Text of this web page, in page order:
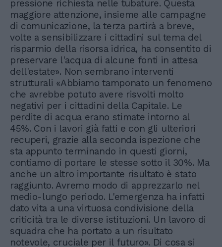
pressione richiesta nelle tubature. Questa
maggiore attenzione, insieme alle campagne
di comunicazione, la terza partirà a breve,
volte a sensibilizzare i cittadini sul tema del
risparmio della risorsa idrica, ha consentito di
preservare l'acqua di alcune fonti in attesa
dell'estate». Non sembrano interventi
strutturali «Abbiamo tamponato un fenomeno
che avrebbe potuto avere risvolti molto
negativi per i cittadini della Capitale. Le
perdite di acqua erano stimate intorno al
45%. Con i lavori già fatti e con gli ulteriori
recuperi, grazie alla seconda ispezione che
sta appunto terminando in questi giorni,
contiamo di portare le stesse sotto il 30%. Ma
anche un altro importante risultato è stato
raggiunto. Avremo modo di apprezzarlo nel
medio-lungo periodo. L'emergenza ha infatti
dato vita a una virtuosa condivisione della
criticità tra le diverse istituzioni. Un lavoro di
squadra che ha portato a un risultato
notevole, cruciale per il futuro». Di cosa si